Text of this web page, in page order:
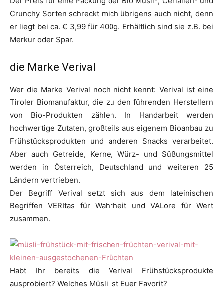
Crunchy Sorten schreckt mich übrigens auch nicht, denn
er liegt bei ca. € 3,99 für 400g. Erhältlich sind sie z.B. bei
Merkur oder Spar.
die Marke Verival
Wer die Marke Verival noch nicht kennt: Verival ist eine
Tiroler Biomanufaktur, die zu den führenden Herstellern
von Bio-Produkten zählen. In Handarbeit werden
hochwertige Zutaten, großteils aus eigenem Bioanbau zu
Frühstücksprodukten und anderen Snacks verarbeitet.
Aber auch Getreide, Kerne, Würz- und Süßungsmittel
werden in Österreich, Deutschland und weiteren 25
Ländern vertrieben.
Der Begriff Verival setzt sich aus dem lateinischen
Begriffen VERItas für Wahrheit und VALore für Wert
zusammen.
Habt Ihr bereits die Verival Frühstücksprodukte
ausprobiert? Welches Müsli ist Euer Favorit?